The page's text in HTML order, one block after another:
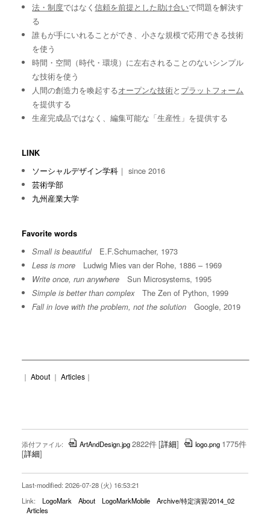
法・制度ではなく信頼を前提とした助け合いで問題を解決す
る
誰もが手にいれることができ、小さな規模で応用できる技術
を使う
時間・空間（時代・環境）に左右されることのないシンプル
な技術を使う
人間の創造力を喚起するオープンな技術と プラットフォーム
を提供する
生産完成品ではなく、編集可能な「生産性」を提供する
LINK
ソーシャルデザイン学科 ｜ since 2016
芸術学部
九州産業大学
Favorite words
Small is beautifulE.F.Schumacher, 1973
Less is more Ludwig Mies van der Rohe, 1886 – 1969
Write once, run anywhere Sun Microsystems, 1995
Simple is better than complexThe Zen of Python, 1999
Fall in love with the problem, not the solution Google, 2019
｜ About｜ Articles｜
添付ファイル: ArtAndDesign.jpg2822件[詳細] logo.png 1775件
[詳細]
Last-modified: 2026-07-28 (火) 16:53:21
Link:
LogoMark About LogoMarkMobile
Archive/特定演習/2014_02
Articles